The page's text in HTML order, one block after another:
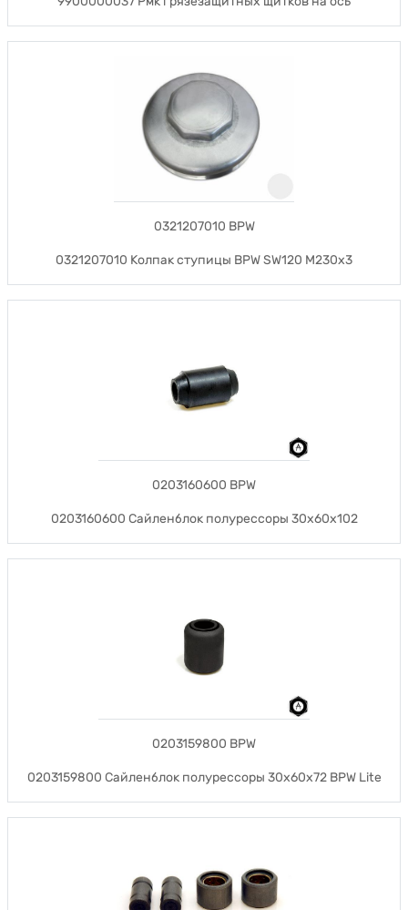
0321207010 BPW
0321207010 Колпак ступицы BPW SW120 М230х3
0203160600 BPW
0203160600 Сайленблок полурессоры 30х60х102
0203159800 BPW
0203159800 Сайленблок полурессоры 30x60x72 BPW Lite